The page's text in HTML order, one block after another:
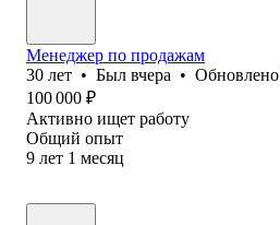
Менеджер по продажам
30 лет • Был вчера • Обновлено
100 000 ₽
Активно ищет работу
Общий опыт
9 лет 1 месяц